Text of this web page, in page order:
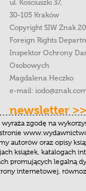
ul. Kościuszki 37,
30-105 Kraków
Copyright SIW Znak
Foreign Rights
Inspektor Ochrony
Osobowych
Magdalena Heczko
e-mail:
newsletter >>
zgodę na
autorów oraz opisy
książek, katalogach
promujących legalną
internetowej,